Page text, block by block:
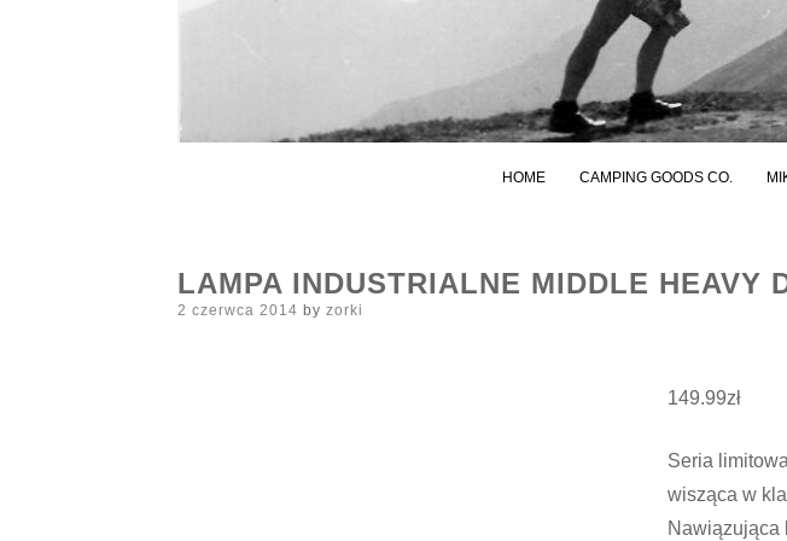
HOME CAMPING GOODS CO.
LAMPA INDUSTRIALNE MIDDLE HEAVY
Posted
2 czerwca 2014 by zorki
149.99zł
Seria
wisząca w
Nawiązująca